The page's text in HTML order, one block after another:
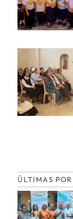
ÚLTIMAS